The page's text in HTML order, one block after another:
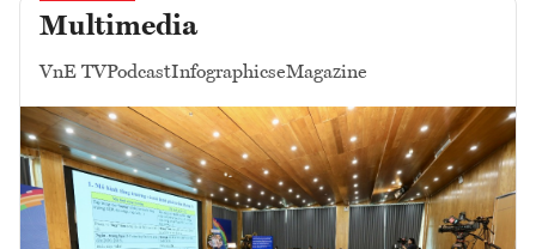
Multimedia
VnE TVPodcastInfographicseMagazine